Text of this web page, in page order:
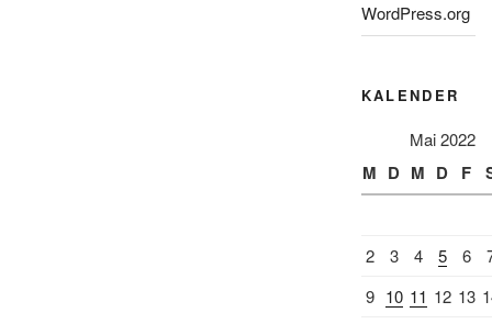
WordPress.org
KALENDER
Mai 2022
M D M D F
2 3 4 5 6
9 10 11 12 13